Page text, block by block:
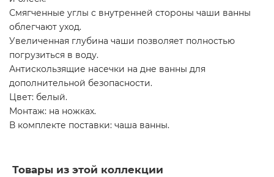
Смягченные углы с внутренней стороны чаши ванны
облегчают уход.
Увеличенная глубина чаши позволяет полностью
погрузиться в воду.
Антискользящие насечки на дне ванны для
дополнительной безопасности.
Цвет: белый.
Монтаж: на ножках.
В комплекте поставки: чаша ванны.
Товары из этой коллекции